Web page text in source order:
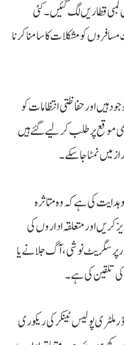
قطاریں لگ گئیں۔ کئی
کو مشکلات کا سامنا کرنا
پر موجود ہیں اور حفاظتی انتظامات کو
موقع پر طلب کر لیے گئے ہیں
میں نمٹا جا سکے۔
کی ہے کہ وہ متاثرہ
اور متعلقہ اداروں کی
سگریٹ نوشی، آگ جلانے یا
تلقین کی ہے۔
ملٹری پولیس ٹینکر کی ریکوری